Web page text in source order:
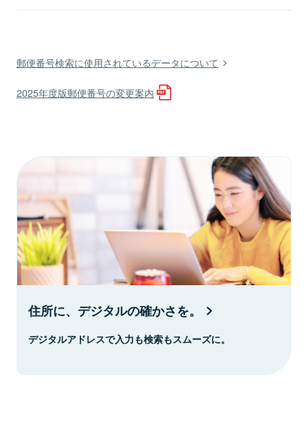
郵便番号検索に使用されているデータについて
2025年度版郵便番号の変更案内
住所に、デジタルの確かさを。
デジタルアドレスで入力も検索もスムーズに。